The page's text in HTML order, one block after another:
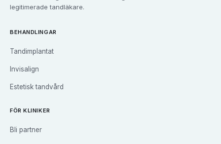
Tandvård iHalmstad
Tandvård iHelsingborg
Tandvård iJärfälla
Tandvård i
Tandvård i Kalmar
Tandvård i
Tandvård i
legitimerade tandläkare.
BEHANDLINGAR
Tandimplantat
Invisalign
Estetisk tandvård
FÖR KLINIKER
Bli partner